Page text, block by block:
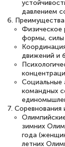
давлением
6. Преимущества
Физическое
формы, силы
движений и
Социальные
командных
7. Соревнования
зимних
года
летних